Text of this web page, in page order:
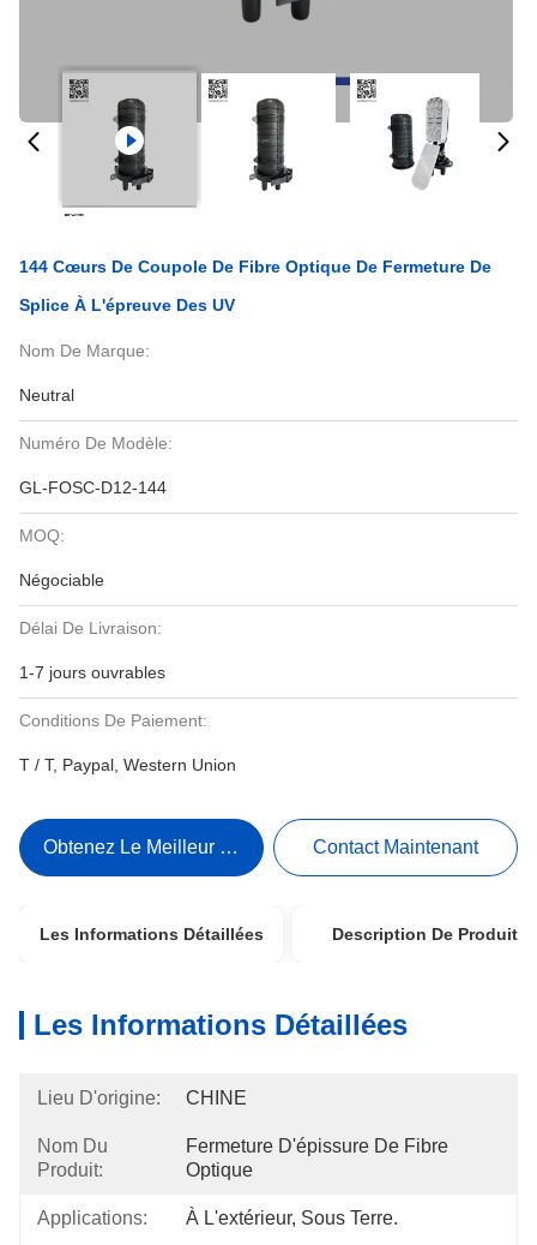
144 Cœurs De Coupole De Fibre Optique De Fermeture De
Splice À L'épreuve Des UV
Nom De Marque:
Neutral
Numéro De Modèle:
GL-FOSC-D12-144
MOQ:
Négociable
Délai De Livraison:
1-7 jours ouvrables
Conditions De Paiement:
T / T, Paypal, Western Union
Obtenez Le Meilleur Prix Contact Maintenant
Les Informations Détaillées Description De Produit
Les Informations Détaillées
Lieu D'origine: CHINE
Nom Du
Produit:
Fermeture D'épissure De Fibre
Optique
Applications: À L'extérieur, Sous Terre.